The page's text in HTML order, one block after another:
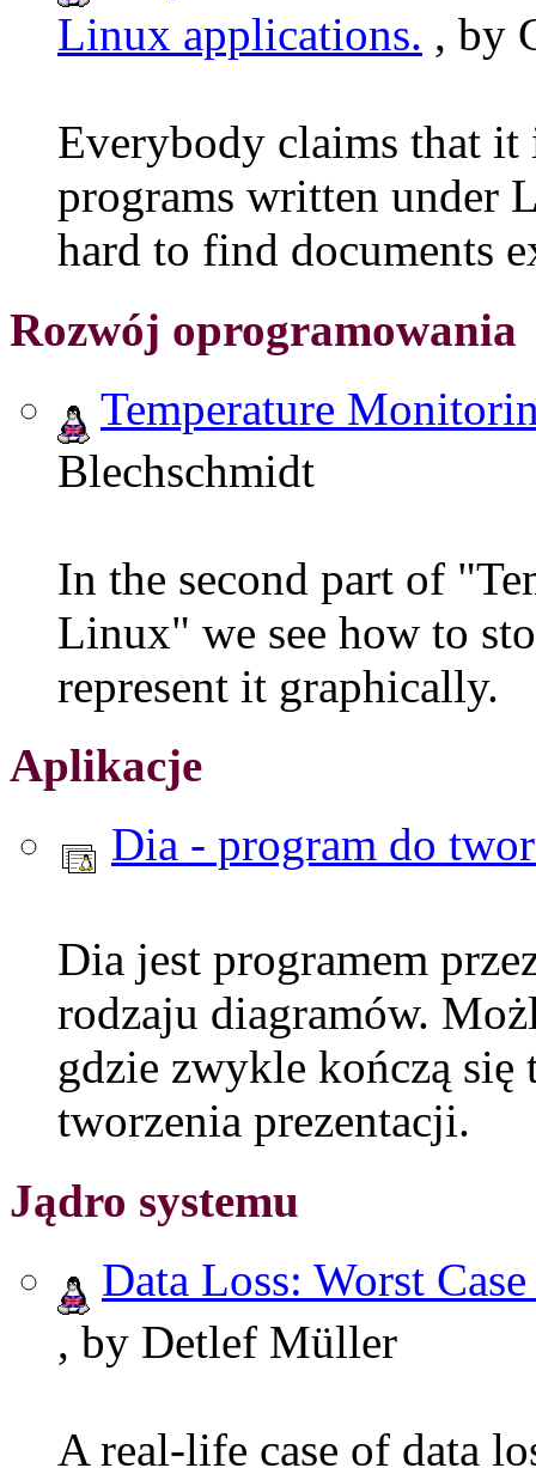
Linux applications. , by
Everybody claims that
programs written under
hard to find documents
Rozwój oprogramowania
Temperature
Blechschmidt
In the second part of
Linux" we see how to
represent it graphically.
Aplikacje
Dia - program do
Dia jest programem
rodzaju diagramów.
gdzie zwykle kończą
tworzenia prezentacji.
Jądro systemu
Data Loss: Worst
, by Detlef Müller
A real-life case of data